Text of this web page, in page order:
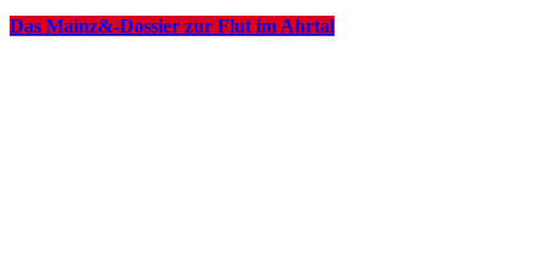
Das Mainz&-Dossier zur Flut im Ahrtal